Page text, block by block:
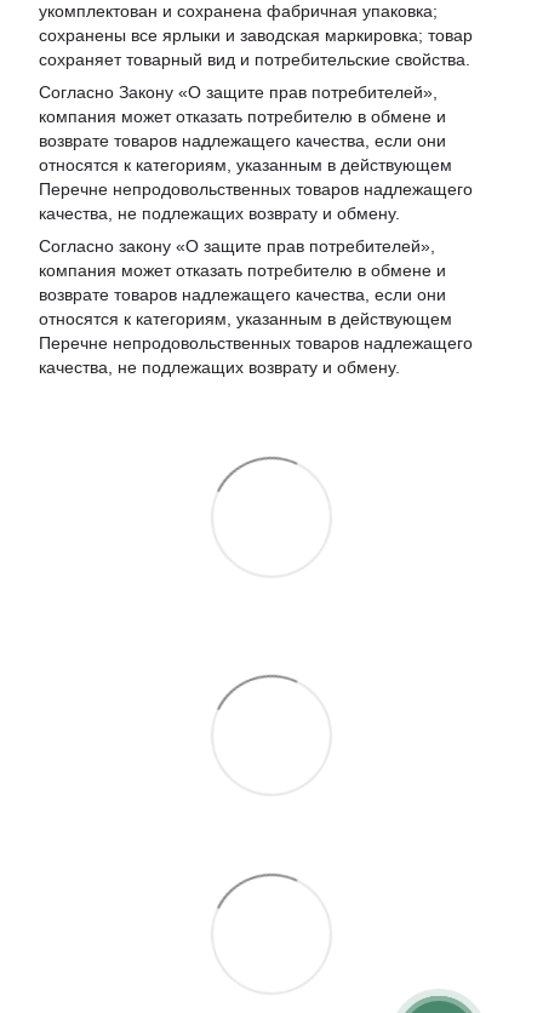
укомплектован и сохранена фабричная упаковка;
сохранены все ярлыки и заводская маркировка; товар
сохраняет товарный вид и потребительские свойства.
Согласно Закону «О защите прав потребителей»,
компания может отказать потребителю в обмене и
возврате товаров надлежащего качества, если они
относятся к категориям, указанным в действующем
Перечне непродовольственных товаров надлежащего
качества, не подлежащих возврату и обмену.
Согласно закону «О защите прав потребителей»,
компания может отказать потребителю в обмене и
возврате товаров надлежащего качества, если они
относятся к категориям, указанным в действующем
Перечне непродовольственных товаров надлежащего
качества, не подлежащих возврату и обмену.